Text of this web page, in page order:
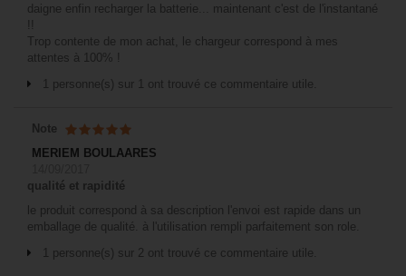
daigne enfin recharger la batterie... maintenant c'est de l'instantané
Trop contente de mon achat, le chargeur correspond à mes
attentes à 100% !
1 personne(s) sur 1 ont trouvé ce commentaire utile.
Note
MERIEM BOULAARES
qualité et rapidité
le produit correspond à sa description l'envoi est rapide dans un
emballage de qualité. à l'utilisation rempli parfaitement son role.
1 personne(s) sur 2 ont trouvé ce commentaire utile.